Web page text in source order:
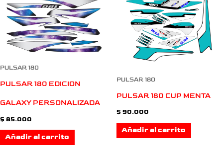
PULSAR 180
PULSAR 180 EDICION
GALAXY PERSONALIZADA
$ 85.000
Añadir al carrito
PULSAR 180
PULSAR 180 CUP MENTA
$ 90.000
Añadir al carrito